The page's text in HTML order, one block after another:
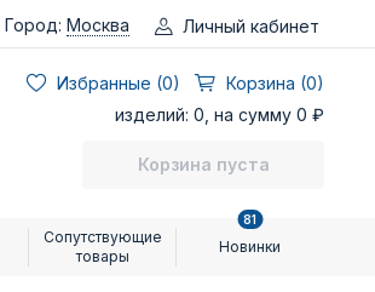
Город: Москва Личный кабинет
Избранные (0)
Корзина (0)
изделий: 0, на сумму 0 ₽
Корзина пуста
Сопутствующие
товары
Новинки
81